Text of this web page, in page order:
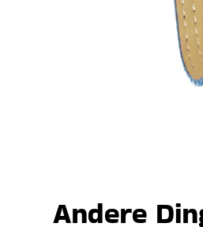
Andere